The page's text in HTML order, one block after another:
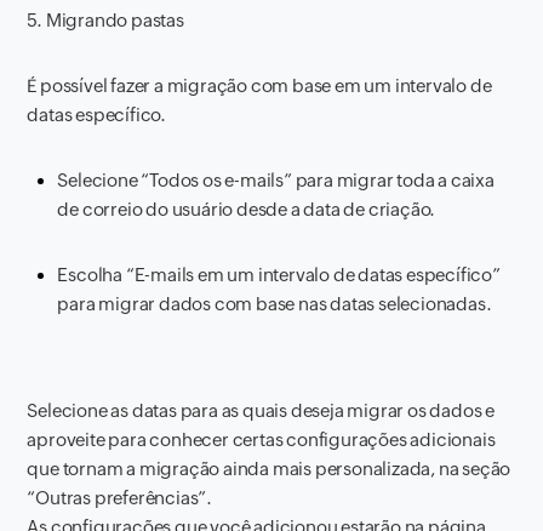
5. Migrando pastas
É possível fazer a migração com base em um intervalo de
datas específico.
Selecione “Todos os e-mails” para migrar toda a caixa
de correio do usuário desde a data de criação.
Escolha “E-mails em um intervalo de datas específico”
para migrar dados com base nas datas selecionadas.
Selecione as datas para as quais deseja migrar os dados e
aproveite para conhecer certas configurações adicionais
que tornam a migração ainda mais personalizada, na seção
“Outras preferências”.
As configurações que você adicionou estarão na página